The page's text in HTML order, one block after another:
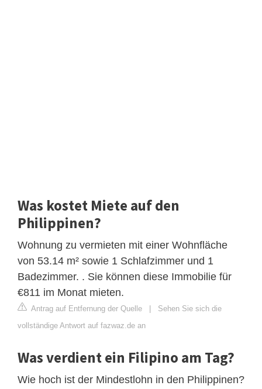
Was kostet Miete auf den
Philippinen?
Wohnung zu vermieten mit einer Wohnfläche
von 53.14 m² sowie 1 Schlafzimmer und 1
Badezimmer. . Sie können diese Immobilie für
€811 im Monat mieten.
Antrag auf Entfernung der Quelle | Sehen Sie sich die
vollständige Antwort auf fazwaz.de an
Was verdient ein Filipino am Tag?
Wie hoch ist der Mindestlohn in den Philippinen?